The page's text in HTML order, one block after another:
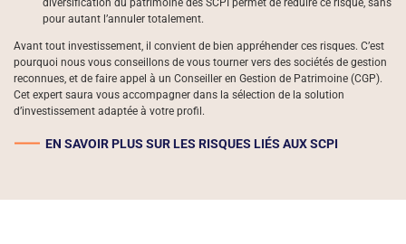
pour autant l’annuler totalement.
Avant tout investissement, il convient de bien appréhender ces risques. C’est
pourquoi nous vous conseillons de vous tourner vers des sociétés de gestion
reconnues, et de faire appel à un Conseiller en Gestion de Patrimoine (CGP).
Cet expert saura vous accompagner dans la sélection de la solution
d’investissement adaptée à votre profil.
EN SAVOIR PLUS SUR LES RISQUES LIÉS AUX SCPI